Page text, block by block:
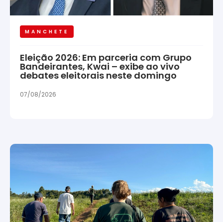
MANCHETE
Eleição 2026: Em parceria com Grupo
Bandeirantes, Kwai – exibe ao vivo
debates eleitorais neste domingo
07/08/2026